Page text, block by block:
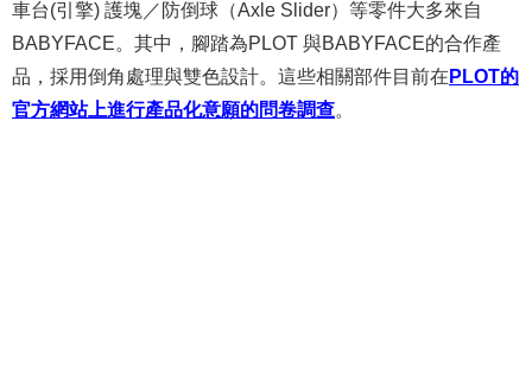
車台(引擎) 護塊／防倒球（Axle Slider）等零件大多來自
BABYFACE。其中，腳踏為PLOT 與BABYFACE的合作產
品，採用倒角處理與雙色設計。這些相關部件目前在 PLOT的
官方網站上進行產品化意願的問卷調查。